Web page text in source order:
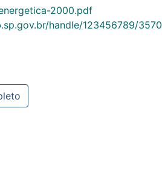
2000.pdf
handle/123456789/3570